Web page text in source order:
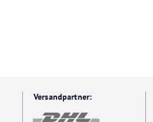
Versandpartner: